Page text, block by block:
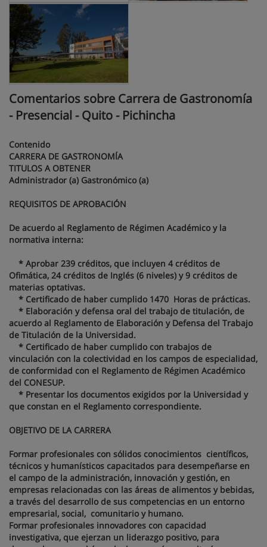
Comentarios sobre Carrera de Gastronomía
- Presencial - Quito - Pichincha
Contenido
CARRERA DE GASTRONOMÍA
TITULOS A OBTENER
Administrador (a) Gastronómico (a)
REQUISITOS DE APROBACIÓN
De acuerdo al Reglamento de Régimen Académico y la
normativa interna:
* Aprobar 239 créditos, que incluyen 4 créditos de
Ofimática, 24 créditos de Inglés (6 niveles) y 9 créditos de
materias optativas.
* Certificado de haber cumplido 1470 Horas de prácticas.
* Elaboración y defensa oral del trabajo de titulación, de
acuerdo al Reglamento de Elaboración y Defensa del Trabajo
de Titulación de la Universidad.
* Certificado de haber cumplido con trabajos de
vinculación con la colectividad en los campos de especialidad,
de conformidad con el Reglamento de Régimen Académico
del CONESUP.
* Presentar los documentos exigidos por la Universidad y
que constan en el Reglamento correspondiente.
OBJETIVO DE LA CARRERA
Formar profesionales con sólidos conocimientos científicos,
técnicos y humanísticos capacitados para desempeñarse en
el campo de la administración, innovación y gestión, en
empresas relacionadas con las áreas de alimentos y bebidas,
a través del desarrollo de sus competencias en un entorno
empresarial, social, comunitario y humano.
Formar profesionales innovadores con capacidad
investigativa, que ejerzan un liderazgo positivo, para